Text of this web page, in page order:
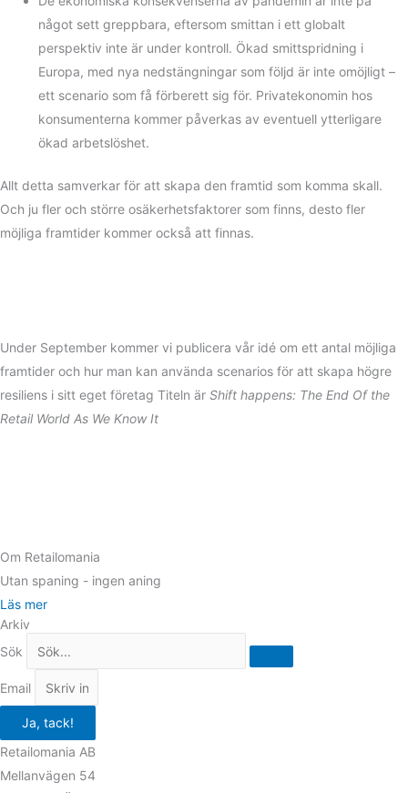
något sett greppbara, eftersom smittan i ett globalt
perspektiv inte är under kontroll. Ökad smittspridning i
Europa, med nya nedstängningar som följd är inte omöjligt –
ett scenario som få förberett sig för. Privatekonomin hos
konsumenterna kommer påverkas av eventuell ytterligare
ökad arbetslöshet.
Allt detta samverkar för att skapa den framtid som komma skall.
Och ju fler och större osäkerhetsfaktorer som finns, desto fler
möjliga framtider kommer också att finnas.
Under September kommer vi publicera vår idé om ett antal möjliga
framtider och hur man kan använda scenarios för att skapa högre
resiliens i sitt eget företag Titeln är Shift happens: The End Of the
Retail World As We Know It
Om Retailomania
Utan spaning - ingen aning
Läs mer
Arkiv
Sök
Email
Ja, tack!
Retailomania AB
Mellanvägen 54